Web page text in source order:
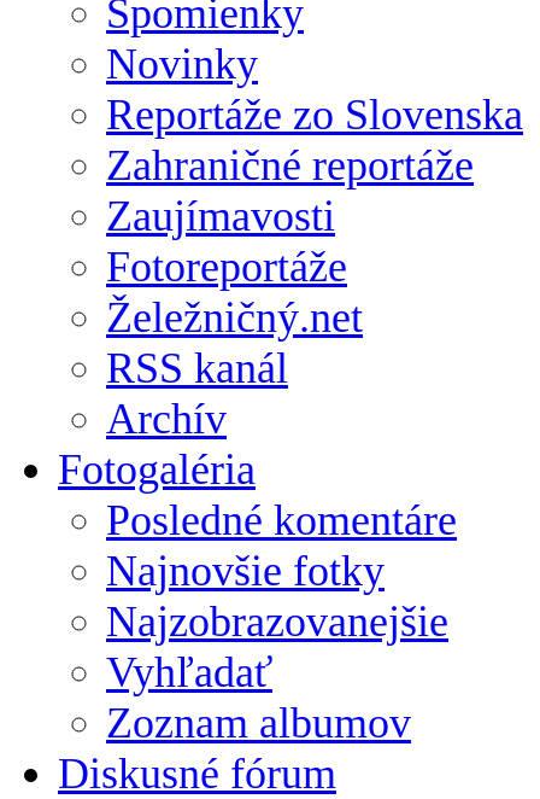
Spomienky
Novinky
Reportáže zo Slovenska
Zahraničné reportáže
Zaujímavosti
Fotoreportáže
Želežničný.net
RSS kanál
Archív
Fotogaléria
Posledné komentáre
Najnovšie fotky
Najzobrazovanejšie
Vyhľadať
Zoznam albumov
Diskusné fórum